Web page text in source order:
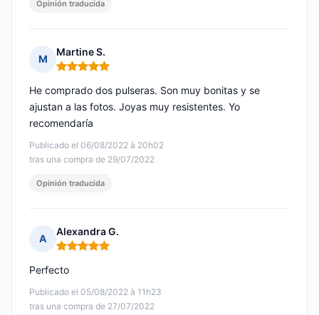
Opinión traducida
M
Martine S.
Nota: 5 de 5
Publicado el 06/08/2022 à 20h02
tras una compra de 29/07/2022
He comprado dos pulseras. Son muy bonitas y se
ajustan a las fotos. Joyas muy resistentes. Yo
recomendaría
Opinión traducida
A
Alexandra G.
Nota: 5 de 5
Publicado el 05/08/2022 à 11h23
tras una compra de 27/07/2022
Perfecto